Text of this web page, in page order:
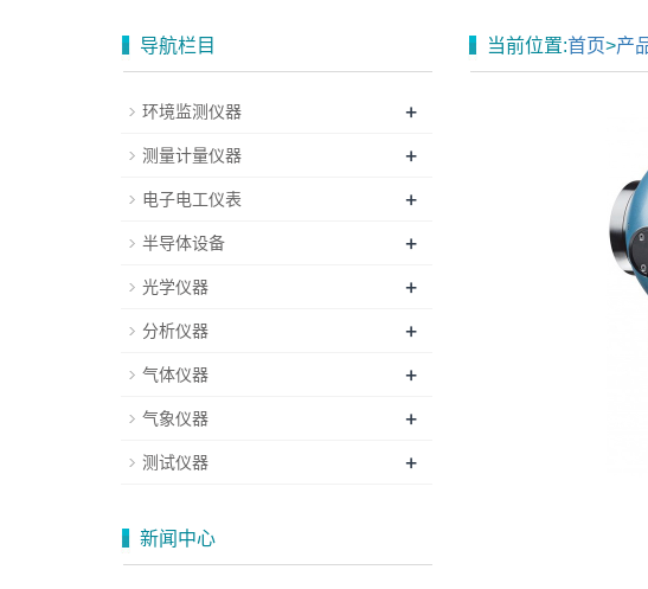
当前位置:首页>产
导航栏目
环境监测仪器 +
测量计量仪器 +
电子电工仪表 +
半导体设备 +
光学仪器 +
分析仪器 +
气体仪器 +
气象仪器 +
测试仪器 +
新闻中心